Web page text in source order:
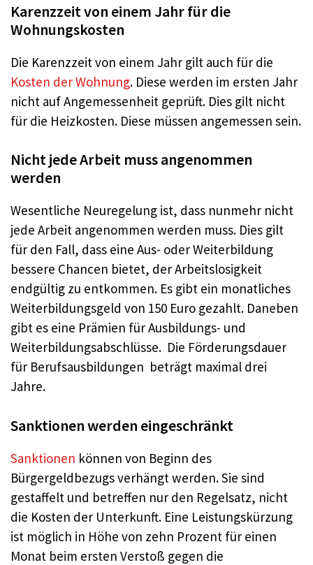
Karenzzeit von einem Jahr für die
Wohnungskosten
Die Karenzzeit von einem Jahr gilt auch für die
Kosten der Wohnung. Diese werden im ersten Jahr
nicht auf Angemessenheit geprüft. Dies gilt nicht
für die Heizkosten. Diese müssen angemessen sein.
Nicht jede Arbeit muss angenommen
werden
Wesentliche Neuregelung ist, dass nunmehr nicht
jede Arbeit angenommen werden muss. Dies gilt
für den Fall, dass eine Aus- oder Weiterbildung
bessere Chancen bietet, der Arbeitslosigkeit
endgültig zu entkommen. Es gibt ein monatliches
Weiterbildungsgeld von 150 Euro gezahlt. Daneben
gibt es eine Prämien für Ausbildungs- und
Weiterbildungsabschlüsse. Die Förderungsdauer
für Berufsausbildungen beträgt maximal drei
Jahre.
Sanktionen werden eingeschränkt
Sanktionen können von Beginn des
Bürgergeldbezugs verhängt werden. Sie sind
gestaffelt und betreffen nur den Regelsatz, nicht
die Kosten der Unterkunft. Eine Leistungskürzung
ist möglich in Höhe von zehn Prozent für einen
Monat beim ersten Verstoß gegen die